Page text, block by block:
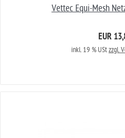
Vettec Equi-Mesh
EUR
inkl. 19 % UStzzgl.